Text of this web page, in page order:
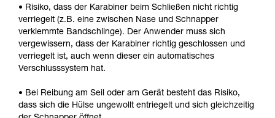
• Risiko, dass der Karabiner beim Schließen nicht richtig
verriegelt (z.B. eine zwischen Nase und Schnapper
verklemmte Bandschlinge). Der Anwender muss sich
vergewissern, dass der Karabiner richtig geschlossen und
verriegelt ist, auch wenn dieser ein automatisches
Verschlusssystem hat.
• Bei Reibung am Seil oder am Gerät besteht das Risiko,
dass sich die Hülse ungewollt entriegelt und sich gleichzeitig